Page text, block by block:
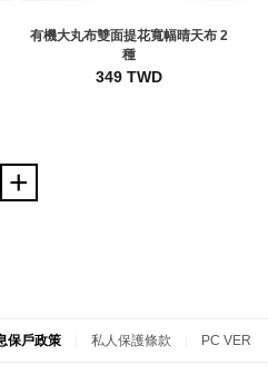
有機大丸布雙面提花寬幅晴天布 2
種
349 TWD
保戶政策 私人保護條款 PC VER